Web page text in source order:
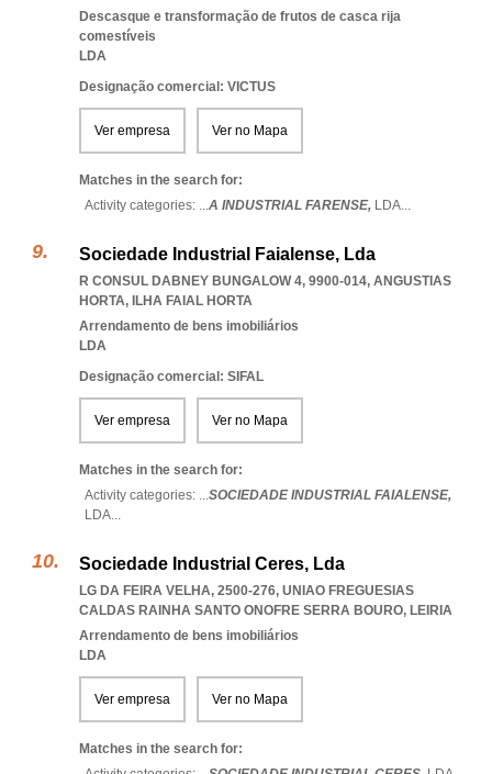
Descasque e transformação de frutos de casca rija
comestíveis
LDA
Designação comercial: VICTUS
Ver empresa Ver no Mapa
Matches in the search for:
Activity categories: ...A INDUSTRIAL FARENSE, LDA...
Sociedade Industrial Faialense, Lda
R CONSUL DABNEY BUNGALOW 4, 9900-014, ANGUSTIAS
HORTA, ILHA FAIAL HORTA
Arrendamento de bens imobiliários
LDA
Designação comercial: SIFAL
Ver empresa Ver no Mapa
Matches in the search for:
Activity categories: ...SOCIEDADE INDUSTRIAL FAIALENSE,
LDA...
Sociedade Industrial Ceres, Lda
LG DA FEIRA VELHA, 2500-276, UNIAO FREGUESIAS
CALDAS RAINHA SANTO ONOFRE SERRA BOURO, LEIRIA
Arrendamento de bens imobiliários
LDA
Ver empresa Ver no Mapa
Matches in the search for: